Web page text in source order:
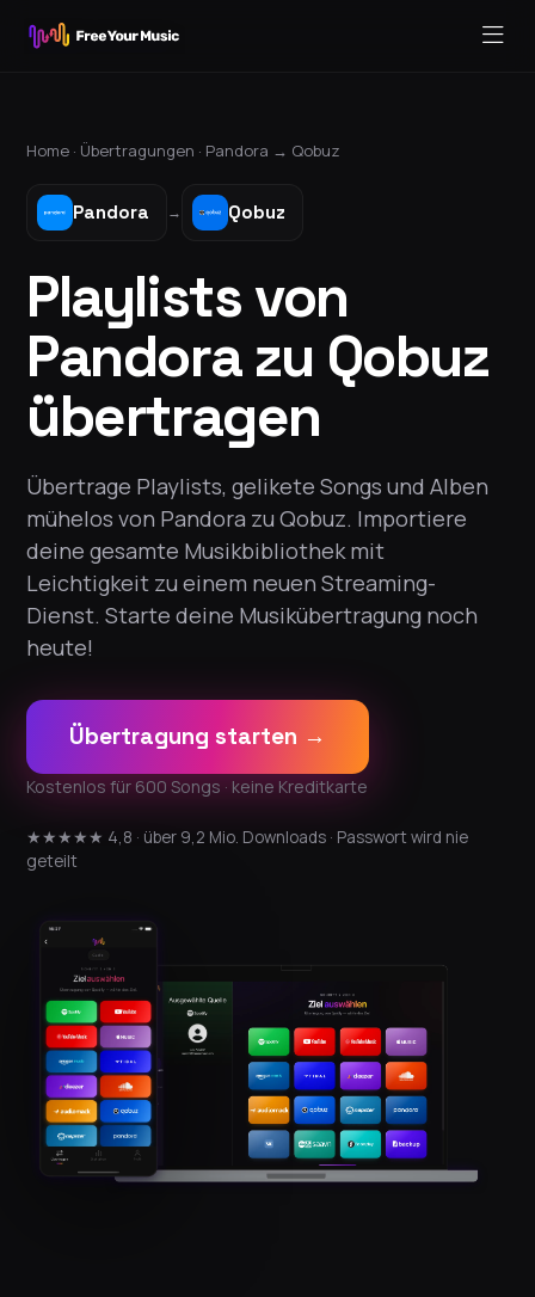
Home · Übertragungen · Pandora → Qobuz
Pandora → Qobuz
Playlists von
Pandora zu Qobuz
übertragen
Übertrage Playlists, gelikete Songs und Alben
mühelos von Pandora zu Qobuz. Importiere
deine gesamte Musikbibliothek mit
Leichtigkeit zu einem neuen Streaming-
Dienst. Starte deine Musikübertragung noch
heute!
Übertragung starten →
Kostenlos für 600 Songs · keine Kreditkarte
★★★★★ 4,8 · über 9,2 Mio. Downloads · Passwort wird nie
geteilt